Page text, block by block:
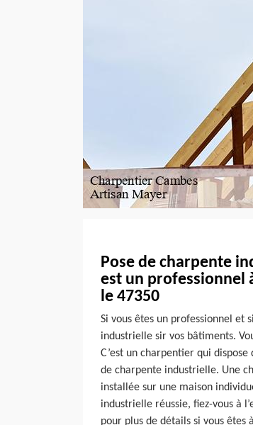
Pose de charpente
est un professionnel
le 47350
Si vous êtes un professionnel et
industrielle sir vos bâtiments.
C’est un charpentier qui
de charpente industrielle. Une
installée sur une maison
industrielle réussie, fiez-vous à
pour plus de détails si vous êtes